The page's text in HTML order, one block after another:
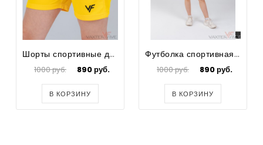
Шорты спортивные для футбола для девочек Prima
1000 руб. 890 руб.
В КОРЗИНУ
Футболка спортивная для футбола для девочек Prima
1000 руб. 890 руб.
В КОРЗИНУ